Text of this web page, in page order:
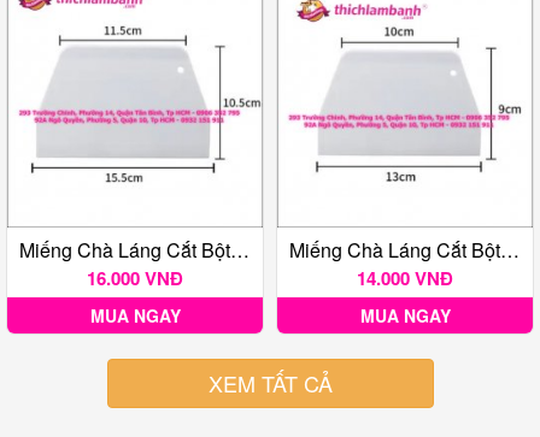
Miếng Chà Láng Cắt Bột Hình Thang 15.5cm
16.000 VNĐ
MUA NGAY
Miếng Chà Láng Cắt Bột Hình Thang Nhỏ 13cm
14.000 VNĐ
MUA NGAY
XEM TẤT CẢ